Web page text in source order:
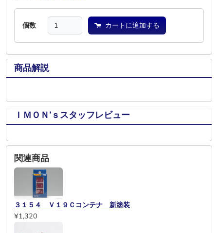
個数 カートに追加する
商品解説
ＩＭＯＮ’ｓスタッフレビュー
関連商品
３１５４ Ｖ１９Ｃコンテナ 新塗装
¥1,320